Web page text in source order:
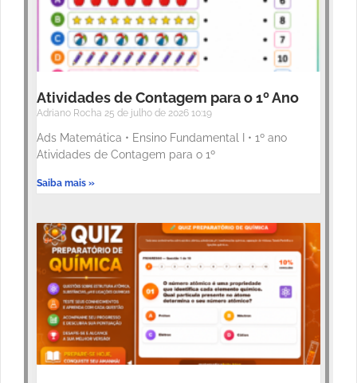
Atividades de Contagem para o 1º Ano
Adriano Rocha 25 de julho de 2026 10:19
Ads Matemática • Ensino Fundamental I • 1º ano
Atividades de Contagem para o 1º
Saiba mais »